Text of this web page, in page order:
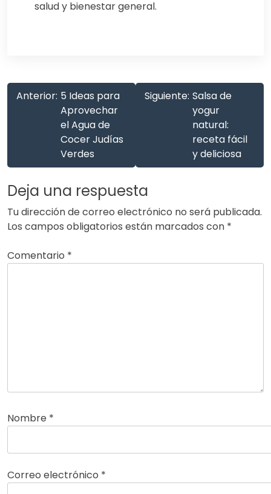
salud y bienestar general.
Anterior: 5 Ideas para
Aprovechar
el Agua de
Cocer Judías
Verdes
Siguiente: Salsa de
yogur
natural:
receta fácil
y deliciosa
Deja una respuesta
Tu dirección de correo electrónico no será publicada.
Los campos obligatorios están marcados con *
Comentario *
Nombre *
Correo electrónico *